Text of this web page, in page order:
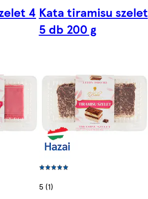
4 Kata tiramisu szelet
5 db 200 g
5 (1)